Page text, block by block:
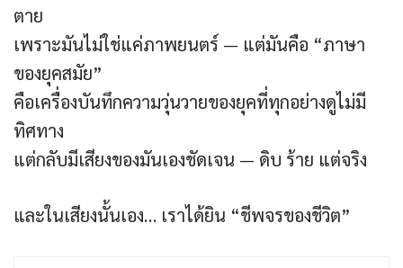
ตาย
เพราะมันไม่ใช่แค่ภาพยนตร์ — แต่มันคือ “ภาษา
ของยุคสมัย”
คือเครื่องบันทึกความวุ่นวายของยุคที่ทุกอย่างดูไม่มี
ทิศทาง
แต่กลับมีเสียงของมันเองชัดเจน — ดิบ ร้าย แต่จริง
และในเสียงนั้นเอง… เราได้ยิน “ชีพจรของชีวิต”